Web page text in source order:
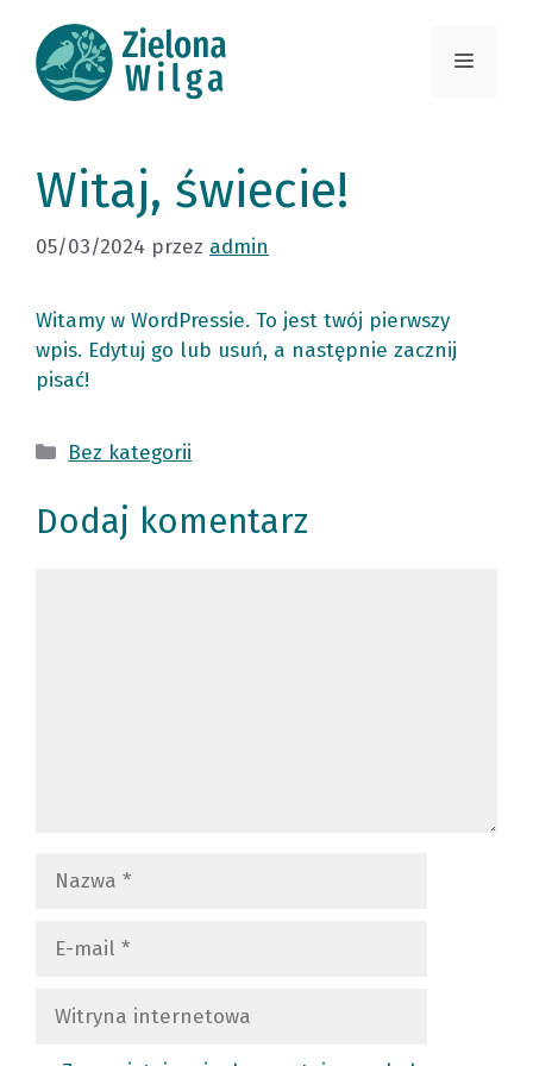
treści
Menu
Witaj, świecie!
05/03/2024 przez admin
Witamy w WordPressie. To jest twój pierwszy
wpis. Edytuj go lub usuń, a następnie zacznij
pisać!
Kategorie
Bez kategorii
Dodaj komentarz
Witryna
internetowa